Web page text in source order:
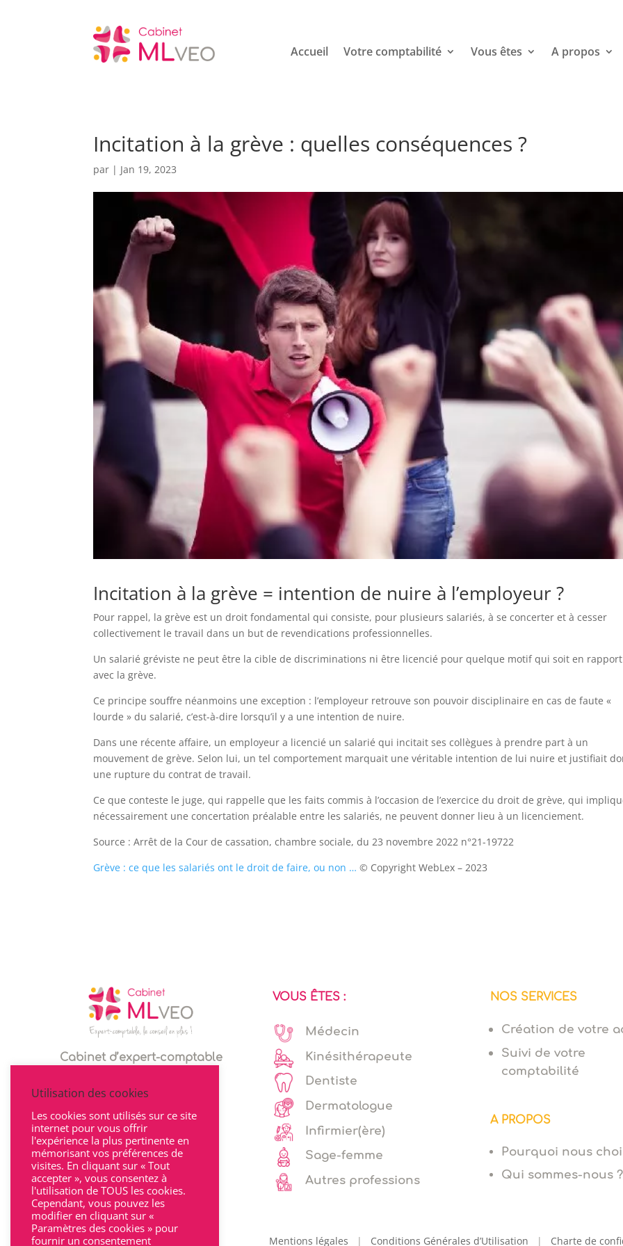
Accueil Votre comptabilité Vous êtes A propos
Incitation à la grève : quelles conséquences ?
par | Jan 19, 2023
Incitation à la grève = intention de nuire à l’employeur ?
Pour rappel, la grève est un droit fondamental qui consiste, pour plusieurs salariés, à se concerter et à cesser
collectivement le travail dans un but de revendications professionnelles.
Un salarié gréviste ne peut être la cible de discriminations ni être licencié pour quelque motif qui soit en rapport
avec la grève.
Ce principe souffre néanmoins une exception : l’employeur retrouve son pouvoir disciplinaire en cas de faute «
lourde » du salarié, c’est-à-dire lorsqu’il y a une intention de nuire.
Dans une récente affaire, un employeur a licencié un salarié qui incitait ses collègues à prendre part à un
mouvement de grève. Selon lui, un tel comportement marquait une véritable intention de lui nuire et justifiait
une rupture du contrat de travail.
Ce que conteste le juge, qui rappelle que les faits commis à l’occasion de l’exercice du droit de grève, qui
nécessairement une concertation préalable entre les salariés, ne peuvent donner lieu à un licenciement.
Source : Arrêt de la Cour de cassation, chambre sociale, du 23 novembre 2022 n°21-19722
Grève : ce que les salariés ont le droit de faire, ou non … © Copyright WebLex – 2023
Cabinet d’expert-comptable
Espace client
VOUS ÊTES :
Médecin
Kinésithérapeute
Dentiste
Dermatologue
Infirmier(ère)
Sage-femme
Autres professions
NOS SERVICES
Création de votre
Suivi de votre
comptabilité
A PROPOS
Pourquoi nous
Qui sommes-nous ?
Mentions légales | Conditions Générales d’Utilisation | Charte de
Utilisation des cookies
Les cookies sont utilisés sur ce site
internet pour vous offrir
l'expérience la plus pertinente en
mémorisant vos préférences de
visites. En cliquant sur « Tout
accepter », vous consentez à
l'utilisation de TOUS les cookies.
Cependant, vous pouvez les
modifier en cliquant sur «
Paramètres des cookies » pour
fournir un consentement